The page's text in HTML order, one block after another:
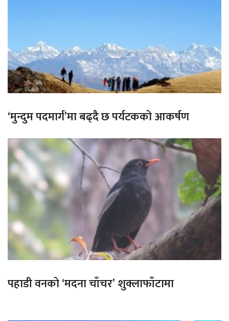
‘मुन्दुम पदमार्ग’मा बढ्दै छ पर्यटकको आकर्षण
पहाडी वनको ‘मदना चाँचर’ शुक्लाफाँटामा